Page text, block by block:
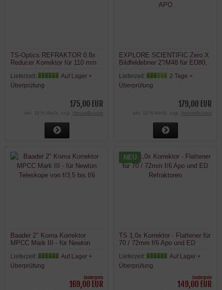
TS-Optics REFRAKTOR 0.8x
Reducer Korrektor für 110 mm
Lieferzeit:
Auf Lager +
Überprüfung
175,00 EUR
inkl. 19 % MwSt. zzgl. Versandkosten
EXPLORE SCIENTIFIC Zero X
Bildfeldebner 2''/M48 für ED80,
Lieferzeit:
2 Tage +
Überprüfung
179,00 EUR
inkl. 19 % MwSt. zzgl. Versandkosten
Baader 2" Koma Korrektor
MPCC Mark III - für Newton
Lieferzeit:
Auf Lager +
Überprüfung
Sonderpreis
169,00 EUR
NEU
TS 1,0x Korrektor - Flattener für
70 / 72mm f/6 Apo und ED
Lieferzeit:
Auf Lager +
Überprüfung
Sonderpreis
149,00 EUR